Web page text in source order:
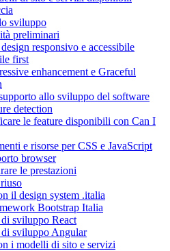
sviluppo
preliminari
responsivo e accessibile
first
enhancement e Graceful
allo sviluppo del software
detection
le feature disponibili con Can I
e risorse per CSS e JavaScript
browser
le prestazioni
il design system .italia
Bootstrap Italia
sviluppo React
sviluppo Angular
i modelli di sito e servizi